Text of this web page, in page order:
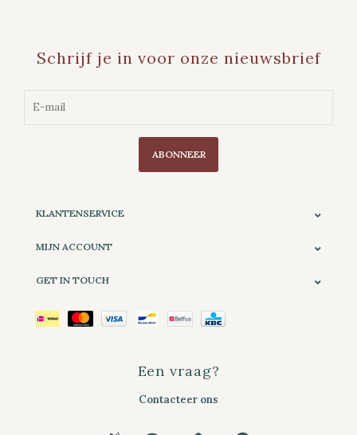
Schrijf je in voor onze nieuwsbrief
ABONNEER
KLANTENSERVICE
MIJN ACCOUNT
GET IN TOUCH
Een vraag?
Contacteer ons